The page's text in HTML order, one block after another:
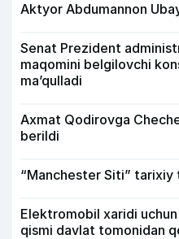
Aktyor Abdu­mannon
Senat Prezident
maqomini belgilovchi
ma’qulladi
Axmat Qodirovga
berildi
“Manchester Siti”
Elektromobil xaridi
qismi davlat tomonidan